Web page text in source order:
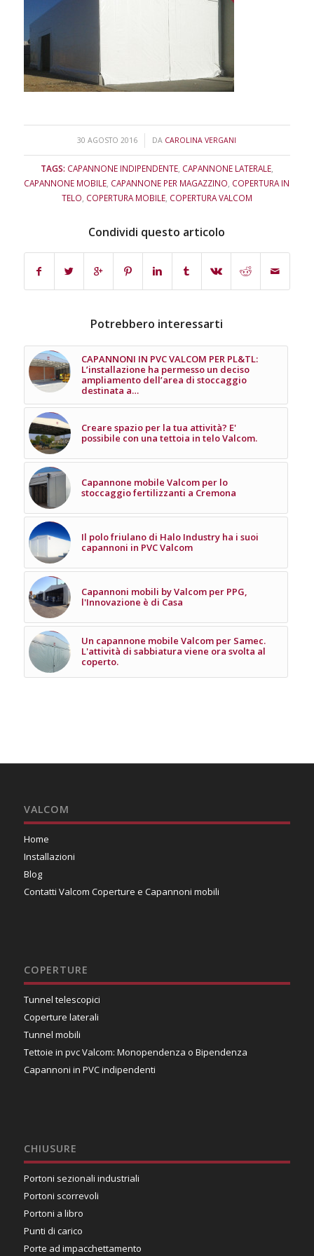
30 AGOSTO 2016
/ DA CAROLINA VERGANI
TAGS: CAPANNONE INDIPENDENTE, CAPANNONE LATERALE,
CAPANNONE MOBILE CAPANNONE PER MAGAZZINO COPERTURA IN
TELO COPERTURA MOBILE, COPERTURA VALCOM
Condividi questo articolo
Potrebbero interessarti
CAPANNONI IN PVC VALCOM PER PL&TL:
L’installazione ha permesso un deciso
ampliamento dell’area di stoccaggio
destinata a…
Creare spazio per la tua attività? E'
possibile con una tettoia in telo Valcom.
Capannone mobile Valcom per lo
stoccaggio fertilizzanti a Cremona
Il polo friulano di Halo Industry ha i suoi
capannoni in PVC Valcom
Capannoni mobili by Valcom per PPG,
l'Innovazione è di Casa
Un capannone mobile Valcom per Samec.
L'attività di sabbiatura viene ora svolta al
coperto.
VALCOM
Home
Installazioni
Blog
Contatti Valcom Coperture e Capannoni mobili
COPERTURE
Tunnel telescopici
Coperture laterali
Tunnel mobili
Tettoie in pvc Valcom: Monopendenza o Bipendenza
Capannoni in PVC indipendenti
CHIUSURE
Portoni sezionali industriali
Portoni scorrevoli
Portoni a libro
Punti di carico
Porte ad impacchettamento